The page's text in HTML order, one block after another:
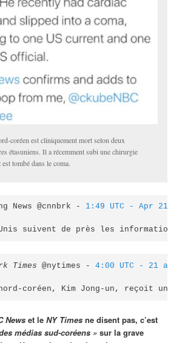
coréen est cliniquement mort selon deux
étasuniens. Il a récemment subi une chirurgie
est tombé dans le coma.
News @cnnbrk - 1:49 UTC - Apr 21,
suivent de près les informations
Times @nytimes - 4:00 UTC - 21 avr.
coréen, Kim Jong-un, reçoit un
News et leNY Times ne disent pas, c’est
médias sud-coréens » sur la grave